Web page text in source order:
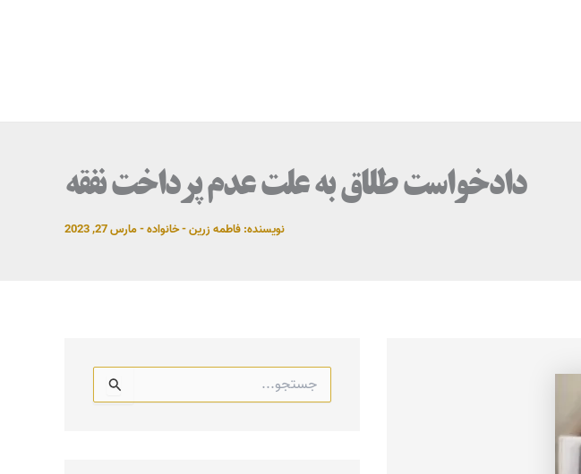
دادخواست طلاق به علت عدم پرداخت نفقه
نویسنده:فاطمه زرین-خانواده-مارس 27, 2023
س